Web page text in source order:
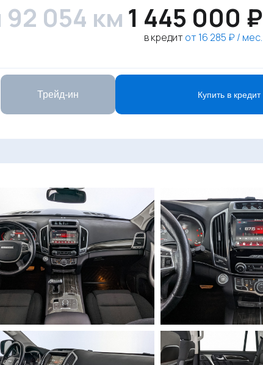
92 054 км 1 445 000 ₽
в кредитот 16 285 ₽ / мес.
Трейд-ин Купить в кредит